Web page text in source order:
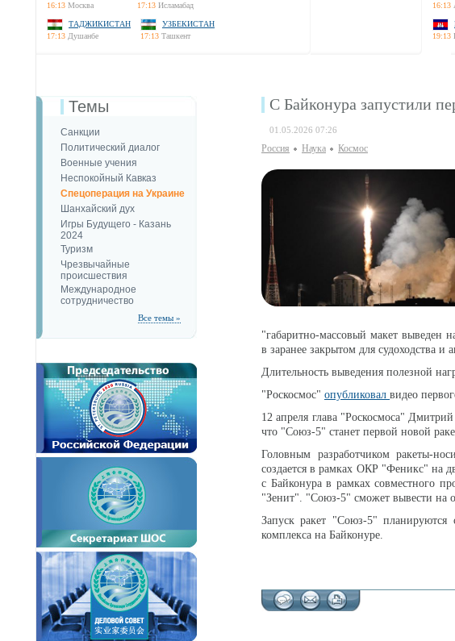
16:13 Москва
17:13 Исламабад
ТАДЖИКИСТАН
17:13 Душанбе
УЗБЕКИСТАН
17:13 Ташкент
16:13
19:13
Темы
Санкции
Политический диалог
Военные учения
Неспокойный Кавказ
Спецоперация на Украине
Шанхайский дух
Игры Будущего - Казань
2024
Туризм
Чрезвычайные
происшествия
Международное
сотрудничество
Все темы »
С Байконура запустили
01.05.2026 07:26
Россия Наука Космос
"габаритно-массовый макет выведен
в заранее закрытом для судоходства
Длительность выведения полезной
"Роскосмос" опубликовал видео
12 апреля глава "Роскосмоса"
что "Союз-5" станет первой новой
Головным разработчиком ракеты-
создается в рамках ОКР "Феникс" на
с Байконура в рамках совместного
"Зенит". "Союз-5" сможет вывести на
Запуск ракет "Союз-5" планируются
комплекса на Байконуре.